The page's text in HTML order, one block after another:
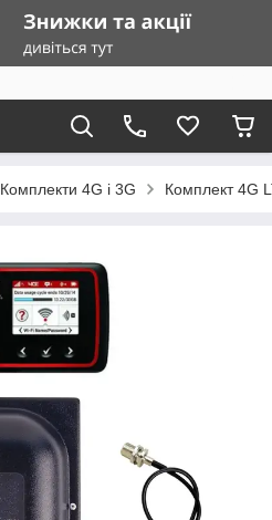
Комплекти 4G і 3G Комплект 4G